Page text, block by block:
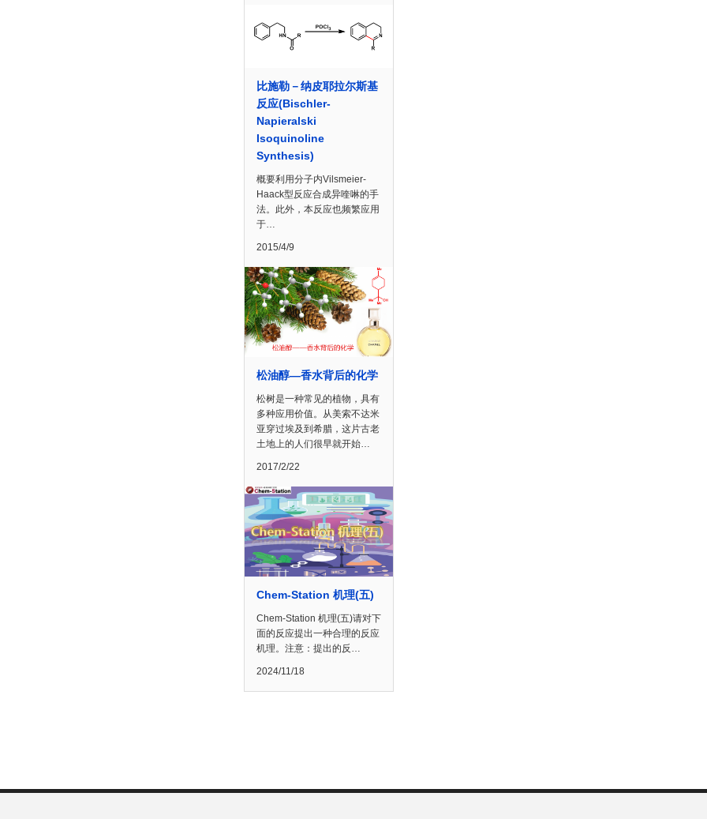
比施勒－纳皮耶拉尔斯基
反应(Bischler-
Napieralski
Isoquinoline
Synthesis)
概要利用分子内Vilsmeier-
Haack型反应合成异喹啉的手
法。此外，本反应也频繁应用
于…
2015/4/9
松油醇—香水背后的化学
松树是一种常见的植物，具有
多种应用价值。从美索不达米
亚穿过埃及到希腊，这片古老
土地上的人们很早就开始…
2017/2/22
Chem-Station 机理(五)
Chem-Station 机理(五)请对下
面的反应提出一种合理的反应
机理。注意：提出的反…
2024/11/18